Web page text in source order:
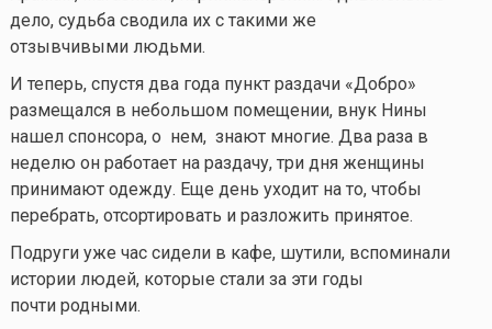
дело, судьба сводила их с такими же
отзывчивыми людьми.
И теперь, спустя два года пункт раздачи «Добро»
размещался в небольшом помещении, внук Нины
нашел спонсора, о нем, знают многие. Два раза в
неделю он работает на раздачу, три дня женщины
принимают одежду. Еще день уходит на то, чтобы
перебрать, отсортировать и разложить принятое.
Подруги уже час сидели в кафе, шутили, вспоминали
истории людей, которые стали за эти годы
почти родными.